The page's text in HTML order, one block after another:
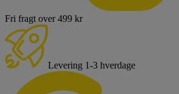
Fri fragt over 499 kr
Levering 1-3 hverdage